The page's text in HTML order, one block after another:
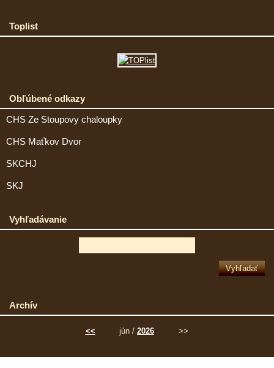
Toplist
Obľúbené odkazy
CHS Ze Stoupovy chaloupky
CHS Maťkov Dvor
SKCHJ
SKJ
Vyhľadávanie
Archív
<< jún / 2026 >>